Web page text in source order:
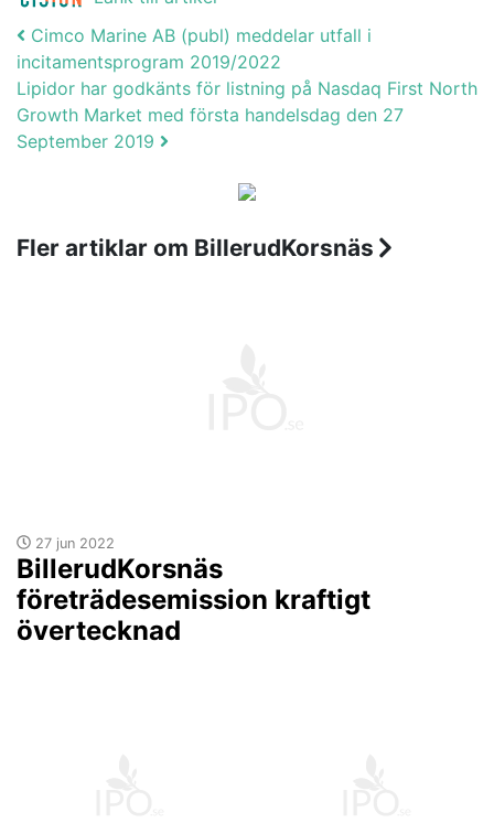
Post navigation
Cimco Marine AB (publ) meddelar utfall i
incitamentsprogram 2019/2022
Lipidor har godkänts för listning på Nasdaq First North
Growth Market med första handelsdag den 27
September 2019
Fler artiklar om BillerudKorsnäs
27 jun 2022
BillerudKorsnäs
företrädesemission kraftigt
övertecknad